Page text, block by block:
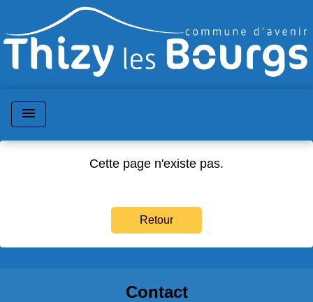
menu
Cette page n'existe pas.
Retour
Contact